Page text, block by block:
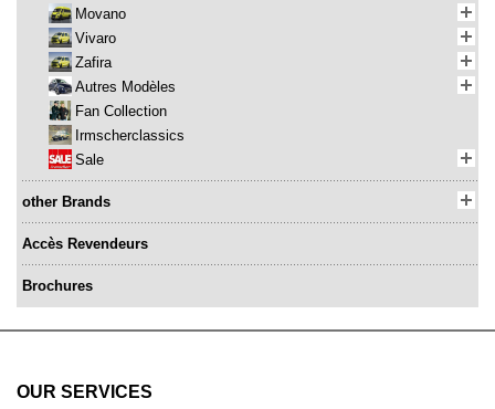
Movano
Vivaro
Zafira
Autres Modèles
Fan Collection
Irmscherclassics
Sale
other Brands
Accès Revendeurs
Brochures
OUR SERVICES